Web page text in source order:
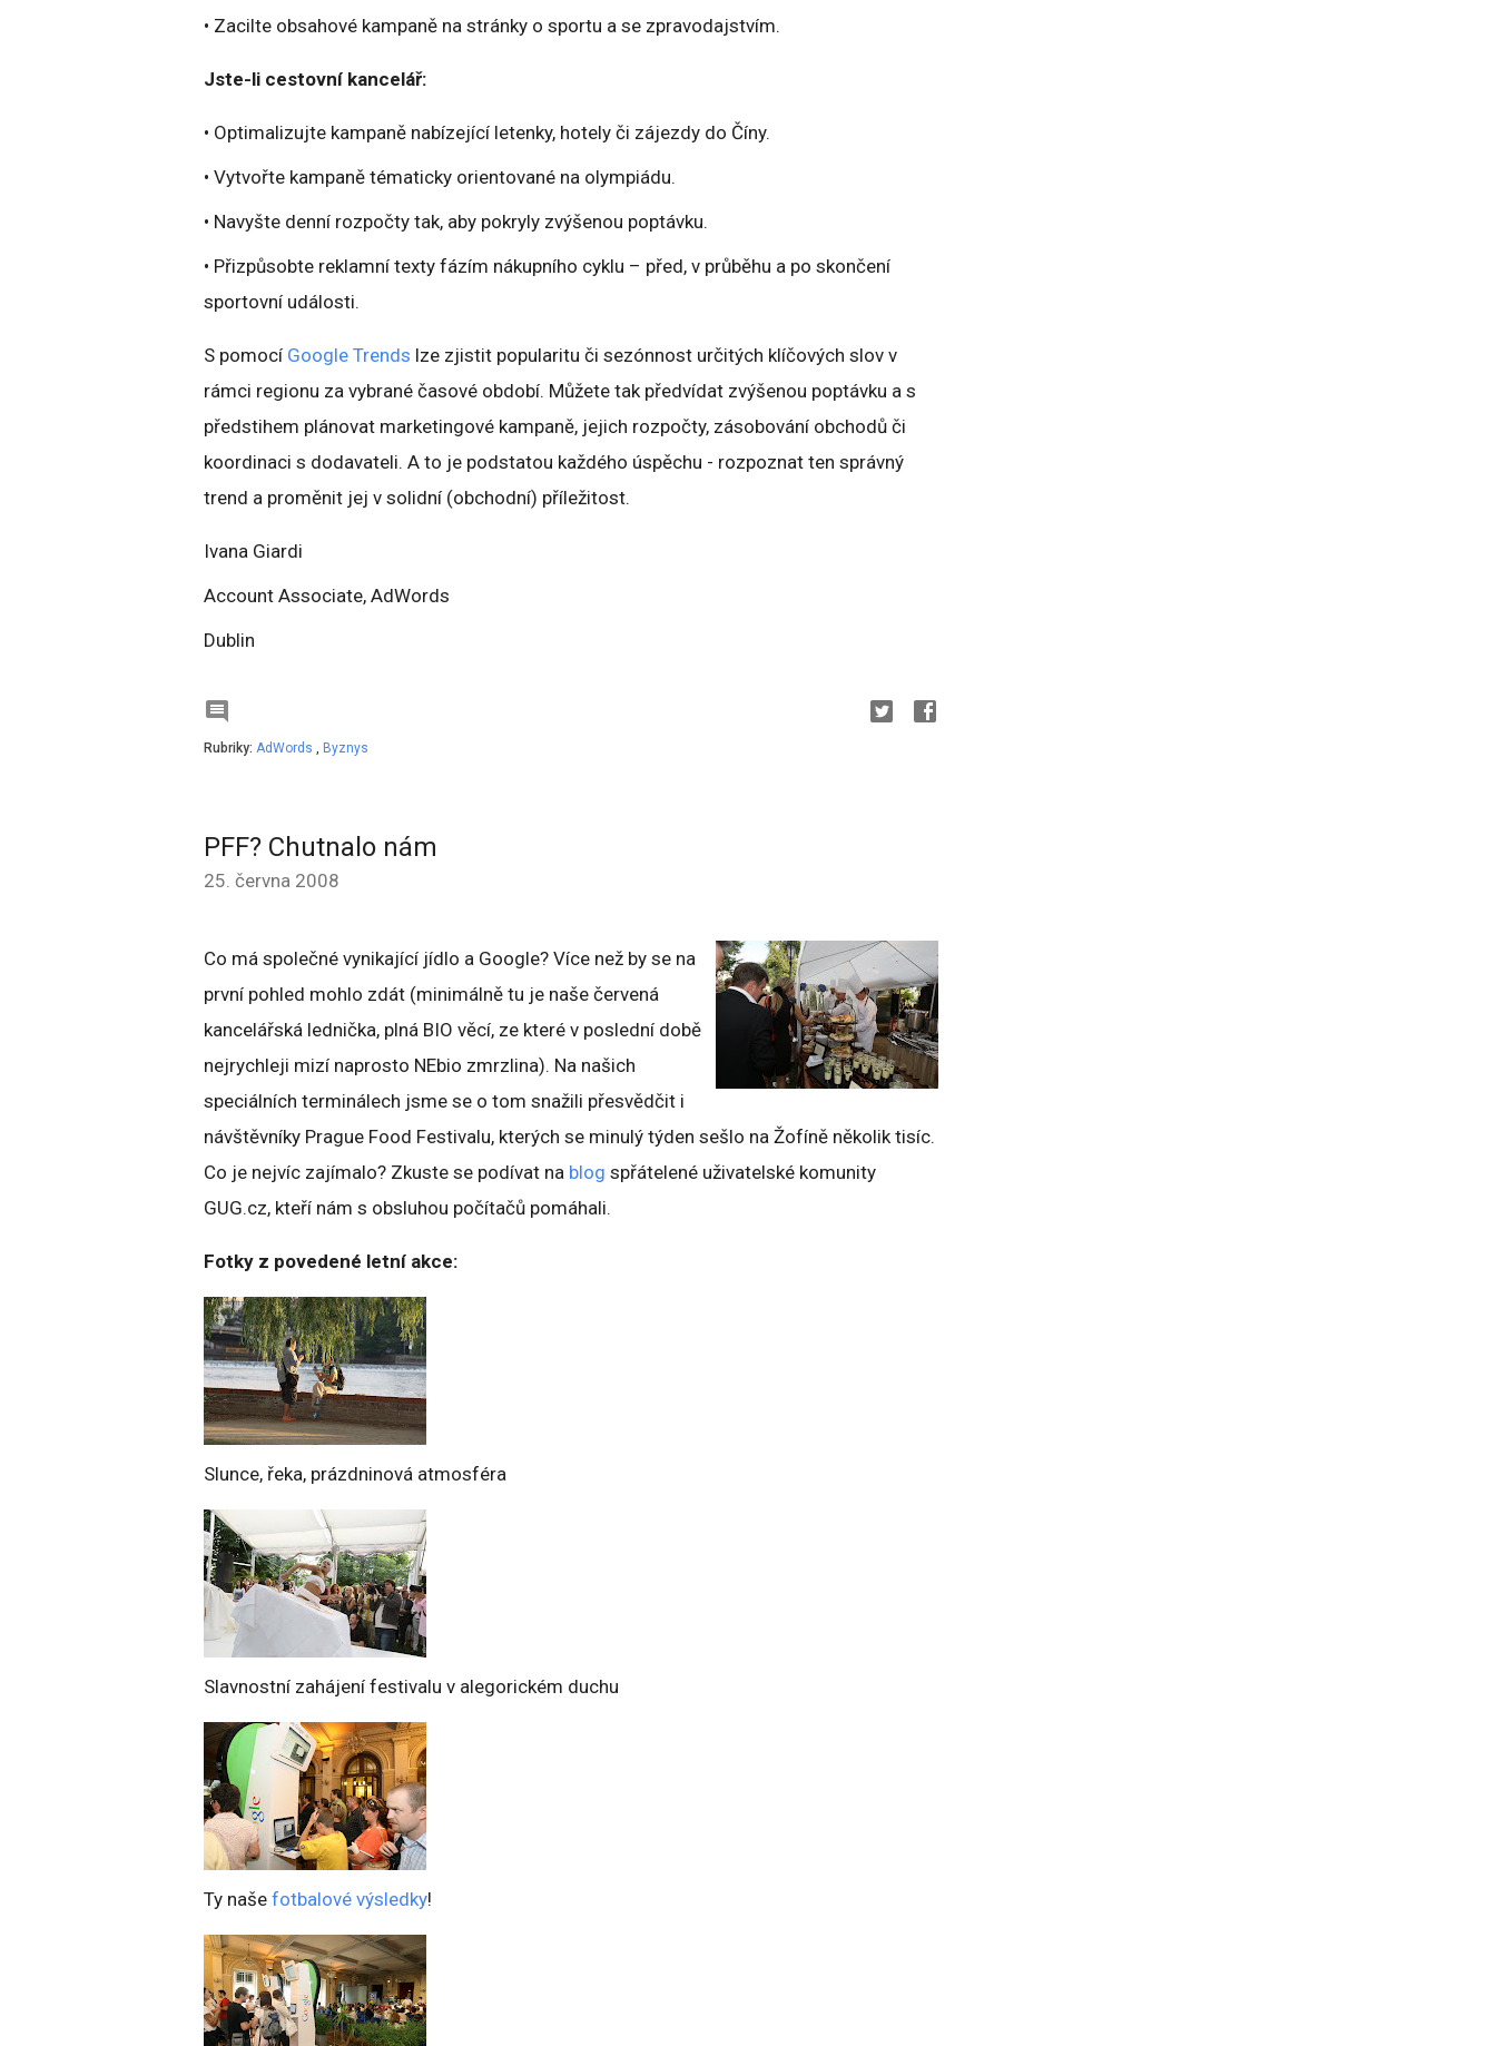
• Zacilte obsahové kampaně na stránky o sportu a se zpravodajstvím.
Jste-li cestovní kancelář:
• Optimalizujte kampaně nabízející letenky, hotely či zájezdy do Číny.
• Vytvořte kampaně tématicky orientované na olympiádu.
• Navyšte denní rozpočty tak, aby pokryly zvýšenou poptávku.
• Přizpůsobte reklamní texty fázím nákupního cyklu – před, v průběhu a po skončení
sportovní události.
S pomocí Google Trends lze zjistit popularitu či sezónnost určitých klíčových slov v
rámci regionu za vybrané časové období. Můžete tak předvídat zvýšenou poptávku a s
předstihem plánovat marketingové kampaně, jejich rozpočty, zásobování obchodů či
koordinaci s dodavateli. A to je podstatou každého úspěchu - rozpoznat ten správný
trend a proměnit jej v solidní (obchodní) příležitost.
Ivana Giardi
Account Associate, AdWords
Dublin

Rubriky: AdWords , Byznys
PFF? Chutnalo nám
25. června 2008
Co má společné vynikající jídlo a Google? Více než by se na
první pohled mohlo zdát (minimálně tu je naše červená
kancelářská lednička, plná BIO věcí, ze které v poslední době
nejrychleji mizí naprosto NEbio zmrzlina). Na našich
speciálních terminálech jsme se o tom snažili přesvědčit i
návštěvníky Prague Food Festivalu, kterých se minulý týden sešlo na Žofíně několik tisíc.
Co je nejvíc zajímalo? Zkuste se podívat na blog spřátelené uživatelské komunity
GUG.cz, kteří nám s obsluhou počítačů pomáhali.
Fotky z povedené letní akce:
Slunce, řeka, prázdninová atmosféra
Slavnostní zahájení festivalu v alegorickém duchu
Ty naše fotbalové výsledky!